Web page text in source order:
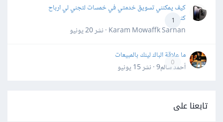
1
كيف يمكنني تسويق خدمتي في خمسات لتجني لي ارباح
كثيرة
Karam Mowaffk Sarhan · نشر
20 يونيو
0
ما علاقة الباك لينك بالمبيعات
أحمد سالم9 · نشر
15 يونيو
تابعنا على